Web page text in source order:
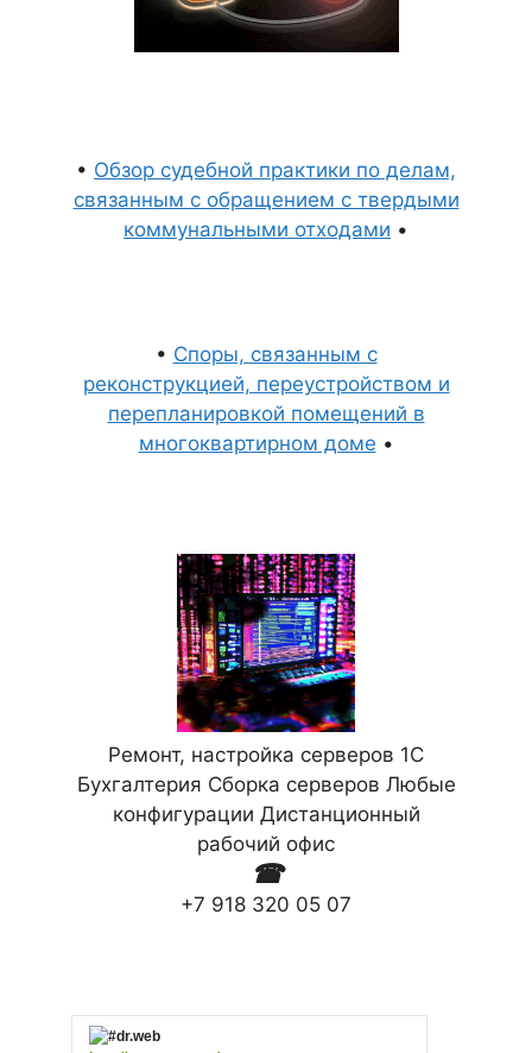
• Обзор судебной практики по делам,
связанным с обращением с твердыми
коммунальными отходами •
• Споры, связанным с
реконструкцией, переустройством и
перепланировкой помещений в
многоквартирном доме •
Ремонт, настройка серверов 1С
Бухгалтерия Сборка серверов Любые
конфигурации Дистанционный
рабочий офис
☎
+7 918 320 05 07